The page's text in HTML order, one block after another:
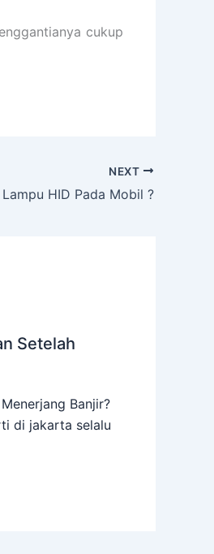
cukup
NEXT
HID Pada Mobil ?
Setelah
Banjir?
di jakarta selalu